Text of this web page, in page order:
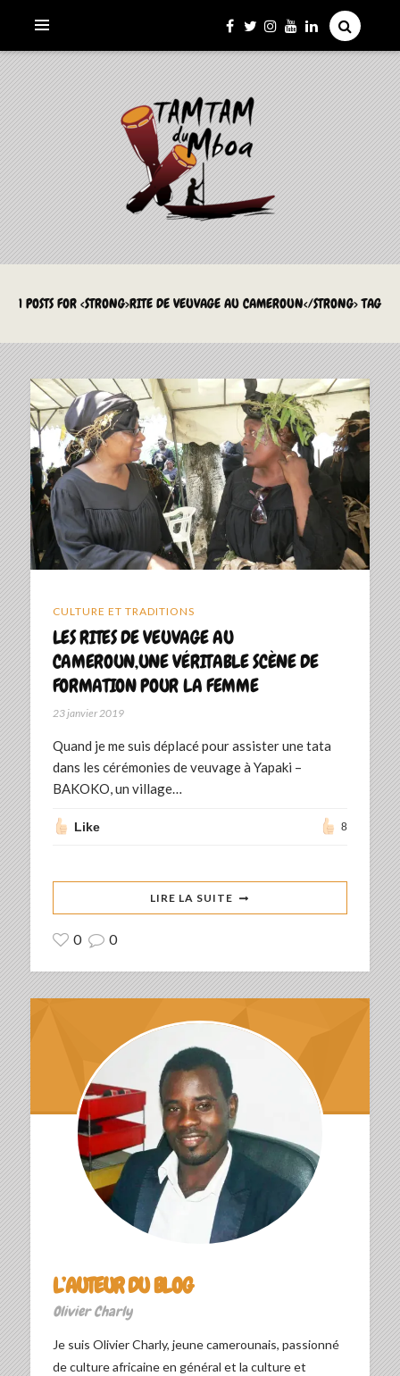
LE TAMTAM DU MBOA
La Culture du Mboa Dévoilée !
1 POSTS FOR <STRONG>RITE DE VEUVAGE AU CAMEROUN</STRONG> TAG
CULTURE ET TRADITIONS
LES RITES DE VEUVAGE AU
CAMEROUN,UNE VÉRITABLE SCÈNE DE
FORMATION POUR LA FEMME
23 janvier 2019
Quand je me suis déplacé pour assister une tata
dans les cérémonies de veuvage à Yapaki –
BAKOKO, un village…
Like 8
LIRE LA SUITE
0 0
L’AUTEUR DU BLOG
Olivier Charly
Je suis Olivier Charly, jeune camerounais, passionné
de culture africaine en général et la culture et